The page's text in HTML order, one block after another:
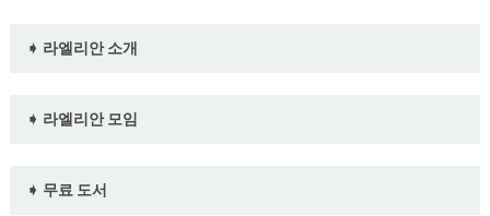
➧ 라엘리안 소개
➧ 라엘리안 모임
➧ 무료 도서